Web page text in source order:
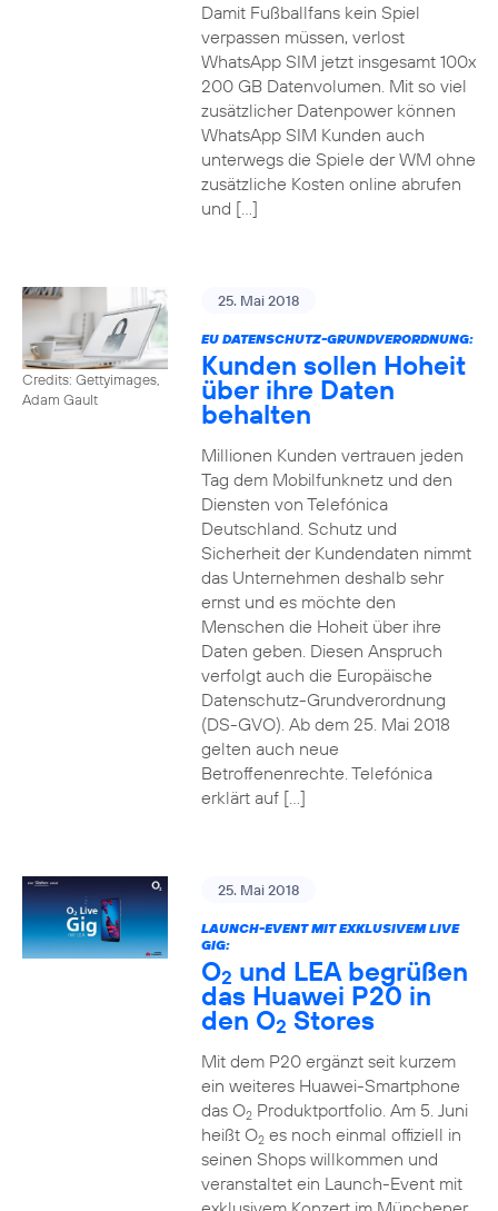
Damit Fußballfans kein Spiel
verpassen müssen, verlost
WhatsApp SIM jetzt insgesamt 100x
200 GB Datenvolumen. Mit so viel
zusätzlicher Datenpower können
WhatsApp SIM Kunden auch
unterwegs die Spiele der WM ohne
zusätzliche Kosten online abrufen
und […]
Credits: Gettyimages,
Adam Gault
25. Mai 2018
EU DATENSCHUTZ-GRUNDVERORDNUNG:
Kunden sollen Hoheit
über ihre Daten
behalten
Millionen Kunden vertrauen jeden
Tag dem Mobilfunknetz und den
Diensten von Telefónica
Deutschland. Schutz und
Sicherheit der Kundendaten nimmt
das Unternehmen deshalb sehr
ernst und es möchte den
Menschen die Hoheit über ihre
Daten geben. Diesen Anspruch
verfolgt auch die Europäische
Datenschutz-Grundverordnung
(DS-GVO). Ab dem 25. Mai 2018
gelten auch neue
Betroffenenrechte. Telefónica
erklärt auf […]
25. Mai 2018
LAUNCH-EVENT MIT EXKLUSIVEM LIVE
GIG:
O2 und LEA begrüßen
das Huawei P20 in
den O2 Stores
Mit dem P20 ergänzt seit kurzem
ein weiteres Huawei-Smartphone
das O2Produktportfolio. Am 5. Juni
heißt O2es noch einmal offiziell in
seinen Shops willkommen und
veranstaltet ein Launch-Event mit